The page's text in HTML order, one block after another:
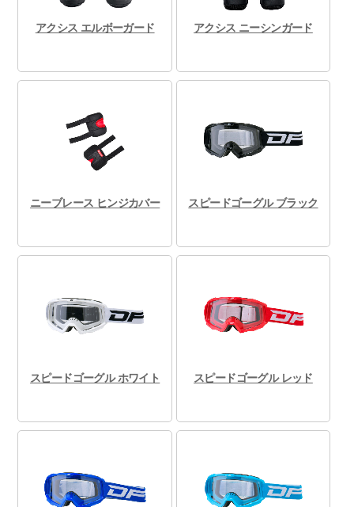
アクシス エルボーガード アクシス ニーシンガード
ニーブレース ヒンジカバー スピードゴーグル ブラック
スピードゴーグル ホワイト スピードゴーグル レッド